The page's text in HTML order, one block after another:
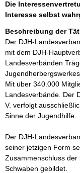
Die
Interesse selbst
Beschreibung der
Der DJH-
mit dem DJH-
Landesverbänden
Mit über 340.000
Landesverbände. Der
V. verfolgt
Sinne der Jugendhilfe.
Der DJH-
seiner jetzigen Form
Zusammenschluss
Schwaben gebildet.